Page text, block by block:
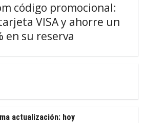
código promocional:
VISA y ahorre un
en su reserva
actualización: hoy